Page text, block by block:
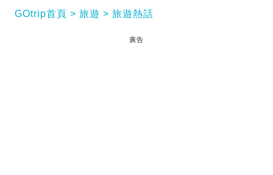
GOtrip首頁 旅遊 旅遊熱話
廣告